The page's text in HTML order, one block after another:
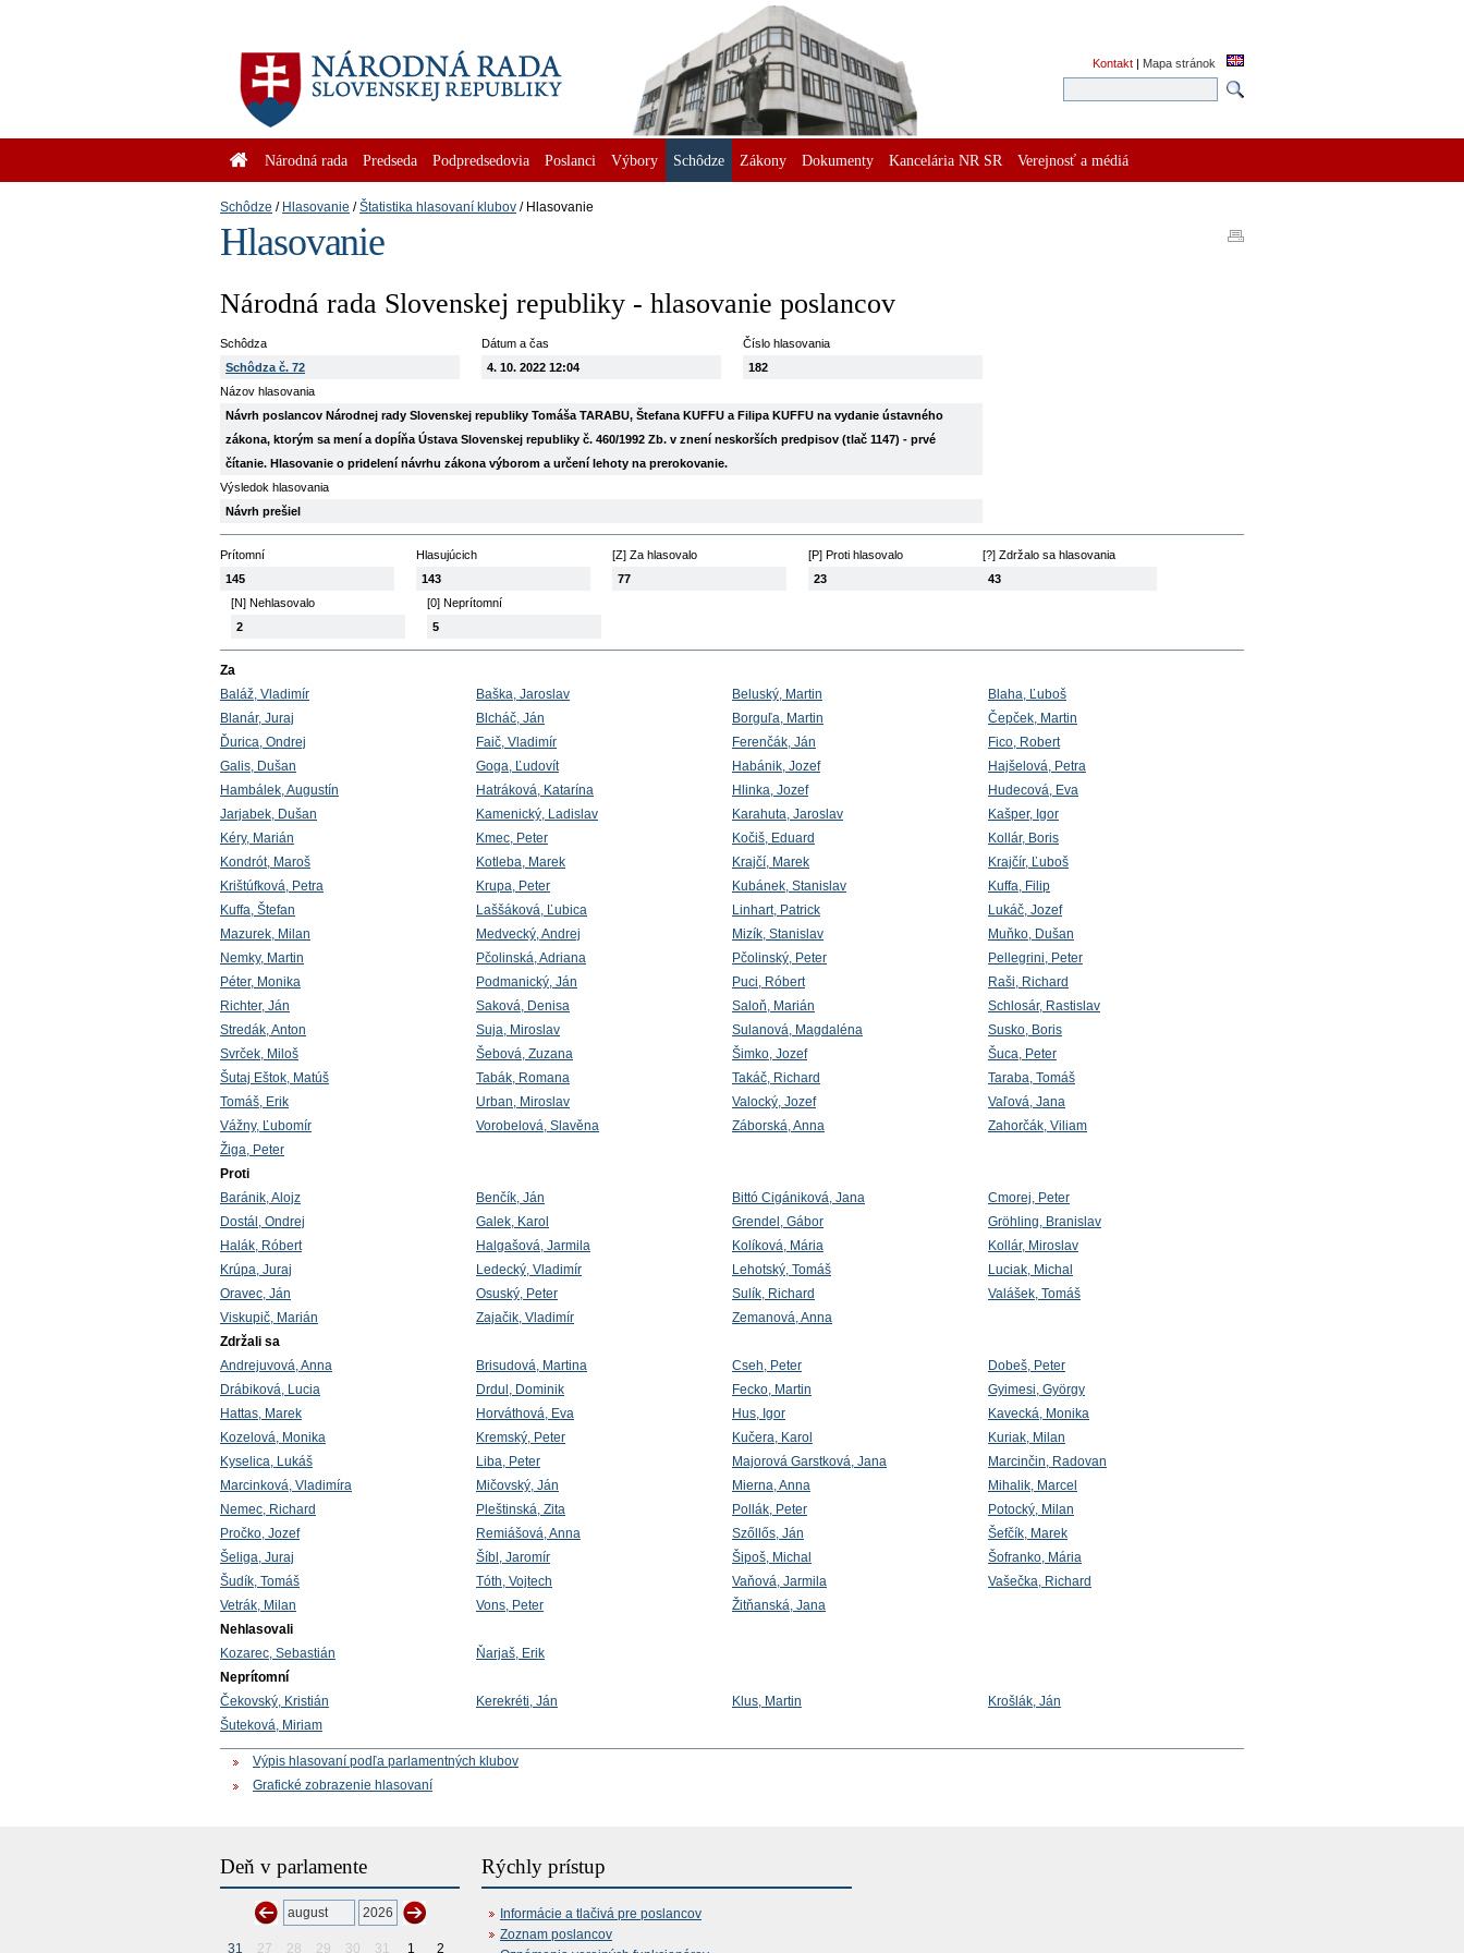
Kontakt | Mapa stránok
Národná rada Predseda Podpredsedovia Poslanci Výbory Schôdze Zákony Dokumenty Kancelária NR SR Verejnosť a médiá
Schôdze Hlasovanie Štatistika hlasovaní klubov Hlasovanie
Hlasovanie
Národná rada Slovenskej republiky - hlasovanie poslancov
Schôdza
Schôdza č. 72
Dátum a čas
4. 10. 2022 12:04
Číslo hlasovania
182
Názov hlasovania
Návrh poslancov Národnej rady Slovenskej republiky Tomáša TARABU, Štefana KUFFU a Filipa KUFFU na vydanie ústavného
zákona, ktorým sa mení a dopĺňa Ústava Slovenskej republiky č. 460/1992 Zb. v znení neskorších predpisov (tlač 1147) - prvé
čítanie. Hlasovanie o pridelení návrhu zákona výborom a určení lehoty na prerokovanie.
Výsledok hlasovania
Návrh prešiel
Prítomní
145
Hlasujúcich
143
[Z] Za hlasovalo
77
[P] Proti hlasovalo
23
[?] Zdržalo sa hlasovania
43
[N] Nehlasovalo
2
[0] Neprítomní
5
Za
Baláž, Vladimír
Baška, Jaroslav Beluský, Martin
Blaha, Ľuboš
Blanár, Juraj
Blcháč, Ján Borguľa, Martin
Čepček, Martin
Ďurica, Ondrej
Faič, Vladimír Ferenčák, Ján
Fico, Robert
Galis, Dušan
Goga, Ľudovít Habánik, Jozef
Hajšelová, Petra
Hambálek, Augustín
Hatráková, Katarína Hlinka, Jozef
Hudecová, Eva
Jarjabek, Dušan
Kamenický, Ladislav Karahuta, Jaroslav
Kašper, Igor
Kéry, Marián
Kmec, Peter Kočiš, Eduard
Kollár, Boris
Kondrót, Maroš
Kotleba, Marek Krajčí, Marek
Krajčír, Ľuboš
Krištúfková, Petra
Krupa, Peter Kubánek, Stanislav
Kuffa, Filip
Kuffa, Štefan
Laššáková, Ľubica Linhart, Patrick
Lukáč, Jozef
Mazurek, Milan
Medvecký, Andrej Mizík, Stanislav
Muňko, Dušan
Nemky, Martin
Pčolinská, Adriana Pčolinský, Peter
Pellegrini, Peter
Péter, Monika
Podmanický, Ján Puci, Róbert
Raši, Richard
Richter, Ján
Saková, Denisa Saloň, Marián
Schlosár, Rastislav
Stredák, Anton
Suja, Miroslav Sulanová, Magdaléna
Susko, Boris
Svrček, Miloš
Šebová, Zuzana Šimko, Jozef
Šuca, Peter
Šutaj Eštok, Matúš
Tabák, Romana Takáč, Richard
Taraba, Tomáš
Tomáš, Erik
Urban, Miroslav Valocký, Jozef
Vaľová, Jana
Vážny, Ľubomír
Vorobelová, Slavěna Záborská, Anna
Zahorčák, Viliam
Žiga, Peter
Proti
Baránik, Alojz
Benčík, Ján Bittó Cigániková, Jana
Cmorej, Peter
Dostál, Ondrej
Galek, Karol Grendel, Gábor
Gröhling, Branislav
Halák, Róbert
Halgašová, Jarmila Kolíková, Mária
Kollár, Miroslav
Krúpa, Juraj
Ledecký, Vladimír Lehotský, Tomáš
Luciak, Michal
Oravec, Ján
Osuský, Peter Sulík, Richard
Valášek, Tomáš
Viskupič, Marián
Zajačik, Vladimír
Zemanová, Anna
Zdržali sa
Andrejuvová, Anna
Brisudová, Martina Cseh, Peter
Dobeš, Peter
Drábiková, Lucia
Drdul, Dominik Fecko, Martin
Gyimesi, György
Hattas, Marek
Horváthová, Eva Hus, Igor
Kavecká, Monika
Kozelová, Monika
Kremský, Peter Kučera, Karol
Kuriak, Milan
Kyselica, Lukáš
Liba, Peter Majorová Garstková, Jana
Marcinčin, Radovan
Marcinková, Vladimíra
Mičovský, Ján Mierna, Anna
Mihalik, Marcel
Nemec, Richard
Pleštinská, Zita Pollák, Peter
Potocký, Milan
Pročko, Jozef
Remiášová, Anna Szőllős, Ján
Šefčík, Marek
Šeliga, Juraj
Šíbl, Jaromír Šipoš, Michal
Šofranko, Mária
Šudík, Tomáš
Tóth, Vojtech Vaňová, Jarmila
Vašečka, Richard
Vetrák, Milan
Vons, Peter
Žitňanská, Jana
Nehlasovali
Kozarec, Sebastián
Ňarjaš, Erik
Neprítomní
Čekovský, Kristián
Kerekréti, Ján Klus, Martin
Krošlák, Ján
Šuteková, Miriam
Výpis hlasovaní podľa parlamentných klubov
Grafické zobrazenie hlasovaní
Deň v parlamente
31 27 28 29 30 31 1 2
Rýchly prístup
Informácie a tlačivá pre poslancov
Zoznam poslancov